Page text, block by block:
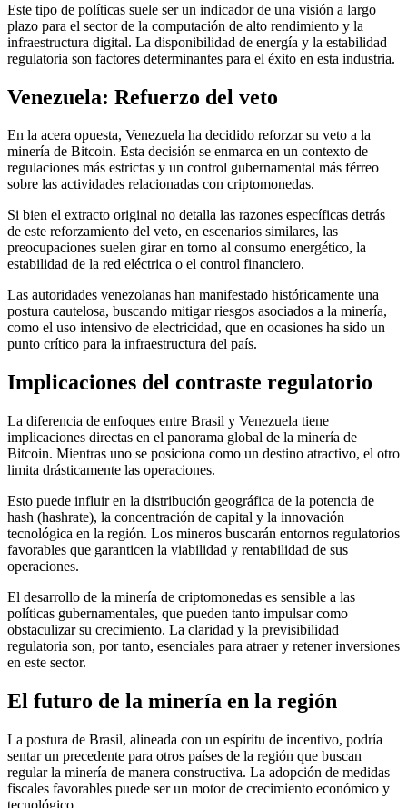
Este tipo de políticas suele ser un indicador de una visión a largo
plazo para el sector de la computación de alto rendimiento y la
infraestructura digital. La disponibilidad de energía y la estabilidad
regulatoria son factores determinantes para el éxito en esta industria.
Venezuela: Refuerzo del veto
En la acera opuesta, Venezuela ha decidido reforzar su veto a la
minería de Bitcoin. Esta decisión se enmarca en un contexto de
regulaciones más estrictas y un control gubernamental más férreo
sobre las actividades relacionadas con criptomonedas.
Si bien el extracto original no detalla las razones específicas detrás
de este reforzamiento del veto, en escenarios similares, las
preocupaciones suelen girar en torno al consumo energético, la
estabilidad de la red eléctrica o el control financiero.
Las autoridades venezolanas han manifestado históricamente una
postura cautelosa, buscando mitigar riesgos asociados a la minería,
como el uso intensivo de electricidad, que en ocasiones ha sido un
punto crítico para la infraestructura del país.
Implicaciones del contraste regulatorio
La diferencia de enfoques entre Brasil y Venezuela tiene
implicaciones directas en el panorama global de la minería de
Bitcoin. Mientras uno se posiciona como un destino atractivo, el otro
limita drásticamente las operaciones.
Esto puede influir en la distribución geográfica de la potencia de
hash (hashrate), la concentración de capital y la innovación
tecnológica en la región. Los mineros buscarán entornos regulatorios
favorables que garanticen la viabilidad y rentabilidad de sus
operaciones.
El desarrollo de la minería de criptomonedas es sensible a las
políticas gubernamentales, que pueden tanto impulsar como
obstaculizar su crecimiento. La claridad y la previsibilidad
regulatoria son, por tanto, esenciales para atraer y retener inversiones
en este sector.
El futuro de la minería en la región
La postura de Brasil, alineada con un espíritu de incentivo, podría
sentar un precedente para otros países de la región que buscan
regular la minería de manera constructiva. La adopción de medidas
fiscales favorables puede ser un motor de crecimiento económico y
tecnológico.